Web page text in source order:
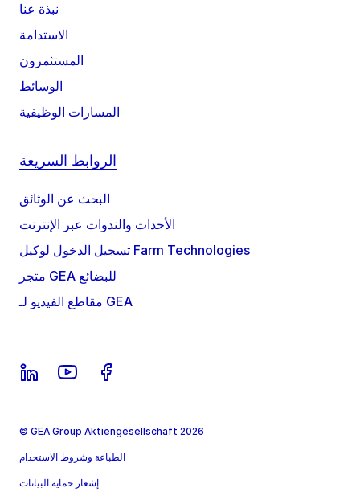
نبذة عنا
الاستدامة
المستثمرون
الوسائط
المسارات الوظيفية
الروابط السريعة
البحث عن الوثائق
الأحداث والندوات عبر الإنترنت
تسجيل الدخول لوكيل Farm Technologies
متجر GEA للبضائع
مقاطع الفيديو لـ GEA
© GEA Group Aktiengesellschaft 2026
الطباعة وشروط الاستخدام
إشعار حماية البيانات